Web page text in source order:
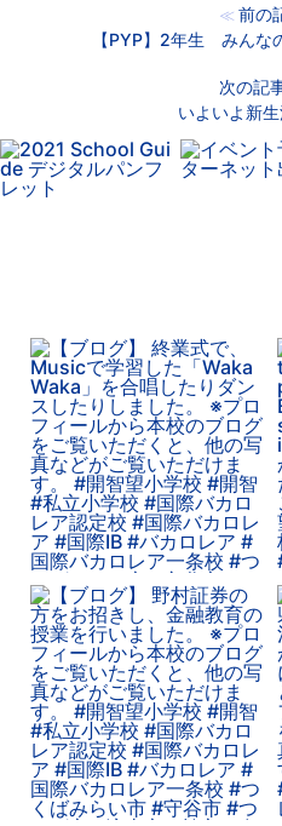
≪ 前の
【PYP】2年生 みんな
次の記
いよいよ新